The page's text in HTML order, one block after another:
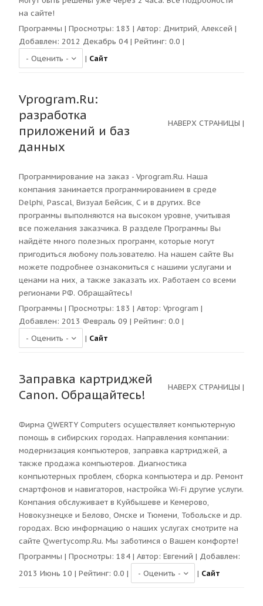
на сайте!
Программы | Просмотры: 183 | Автор: Дмитрий, Алексей |
Добавлен: 2012 Декабрь 04 | Рейтинг: 0.0 |
| Сайт
Vprogram.Ru:
разработка
приложений и баз
данных
НАВЕРХ СТРАНИЦЫ |
Программирование на заказ - Vprogram.Ru. Наша
компания занимается программированием в среде
Delphi, Pascal, Визуал Бейсик, С и в других. Все
программы выполняются на высоком уровне, учитывая
все пожелания заказчика. В разделе Программы Вы
найдёте много полезных программ, которые могут
пригодиться любому пользователю. На нашем сайте Вы
можете подробнее ознакомиться с нашими услугами и
ценами на них, а также заказать их. Работаем со всеми
регионами РФ. Обращайтесь!
Программы | Просмотры: 183 | Автор: Vprogram |
Добавлен: 2013 Февраль 09 | Рейтинг: 0.0 |
| Сайт
Заправка картриджей
Canon. Обращайтесь!
НАВЕРХ СТРАНИЦЫ |
Фирма QWERTY Computers осуществляет компьютерную
помощь в сибирских городах. Направления компании:
модернизация компьютеров, заправка картриджей, а
также продажа компьютеров. Диагностика
компьютерных проблем, сборка компьютера и др. Ремонт
смартфонов и навигаторов, настройка Wi-Fi другие услуги.
Компания обслуживает в Куйбышеве и Кемерово,
Новокузнецке и Белово, Омске и Тюмени, Тобольске и др.
городах. Всю информацию о наших услугах смотрите на
сайте Qwertycomp.Ru. Мы заботимся о Вашем комфорте!
Программы | Просмотры: 184 | Автор: Евгений | Добавлен:
2013 Июнь 10 | Рейтинг: 0.0 | | Сайт